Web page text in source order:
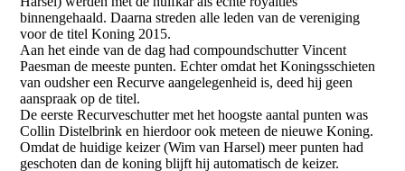
binnengehaald. Daarna streden alle leden van de vereniging
voor de titel Koning 2015.
Aan het einde van de dag had compoundschutter Vincent
Paesman de meeste punten. Echter omdat het Koningsschieten
van oudsher een Recurve aangelegenheid is, deed hij geen
aanspraak op de titel.
De eerste Recurveschutter met het hoogste aantal punten was
Collin Distelbrink en hierdoor ook meteen de nieuwe Koning.
Omdat de huidige keizer (Wim van Harsel) meer punten had
geschoten dan de koning blijft hij automatisch de keizer.